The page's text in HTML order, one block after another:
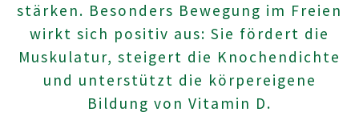
stärken. Besonders Bewegung im Freien
wirkt sich positiv aus: Sie fördert die
Muskulatur, steigert die Knochendichte
und unterstützt die körpereigene
Bildung von Vitamin D.